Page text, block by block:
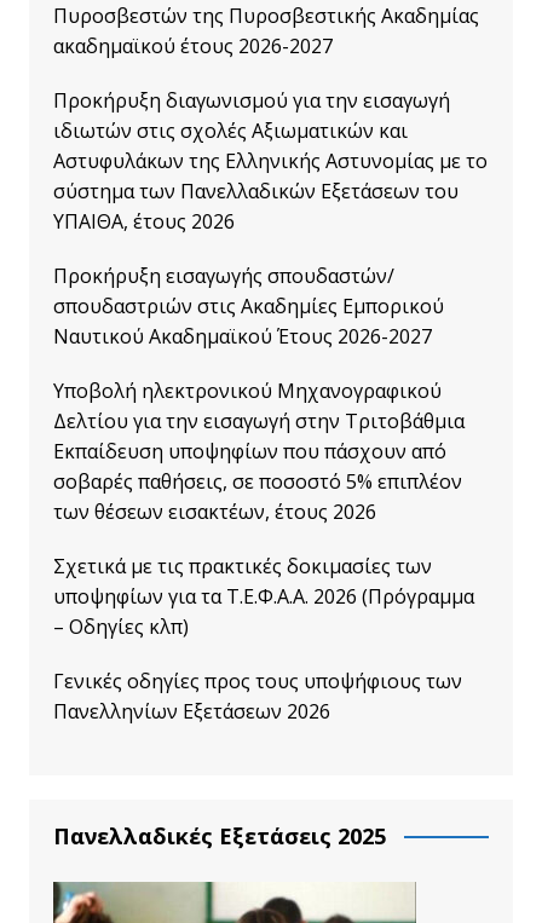
Πυροσβεστών της Πυροσβεστικής Ακαδημίας
ακαδημαϊκού έτους 2026-2027
Προκήρυξη διαγωνισμού για την εισαγωγή
ιδιωτών στις σχολές Αξιωματικών και
Αστυφυλάκων της Ελληνικής Αστυνομίας με το
σύστημα των Πανελλαδικών Εξετάσεων του
ΥΠΑΙΘΑ, έτους 2026
Προκήρυξη εισαγωγής σπουδαστών/
σπουδαστριών στις Ακαδημίες Εμπορικού
Ναυτικού Ακαδημαϊκού Έτους 2026-2027
Υποβολή ηλεκτρονικού Μηχανογραφικού
Δελτίου για την εισαγωγή στην Τριτοβάθμια
Εκπαίδευση υποψηφίων που πάσχουν από
σοβαρές παθήσεις, σε ποσοστό 5% επιπλέον
των θέσεων εισακτέων, έτους 2026
Σχετικά με τις πρακτικές δοκιμασίες των
υποψηφίων για τα Τ.Ε.Φ.Α.Α. 2026 (Πρόγραμμα
– Οδηγίες κλπ)
Γενικές οδηγίες προς τους υποψήφιους των
Πανελληνίων Εξετάσεων 2026
Πανελλαδικές Εξετάσεις 2025